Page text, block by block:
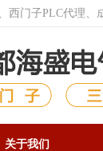
西门子PLC代理
关于我们